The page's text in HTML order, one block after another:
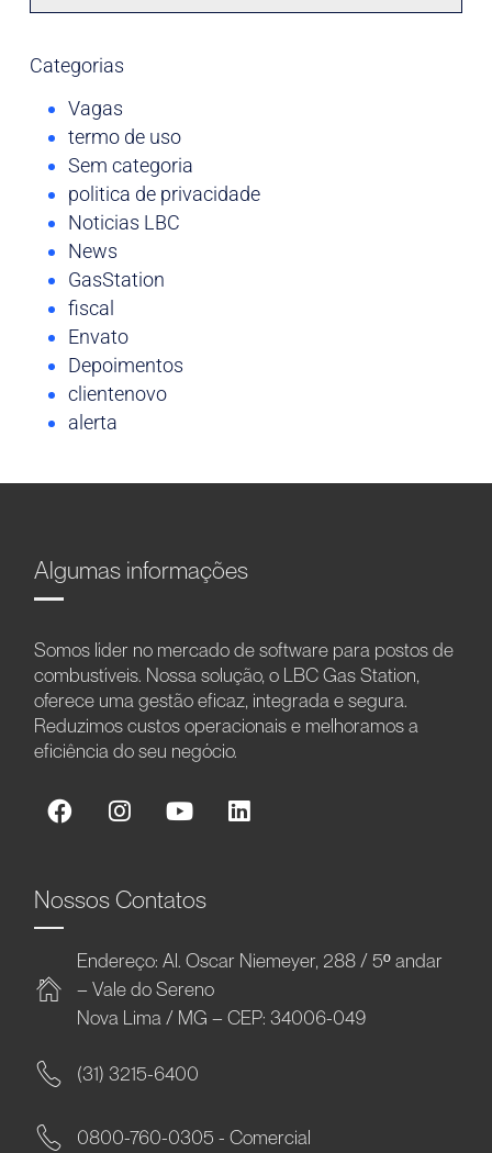
Categorias
Vagas
termo de uso
Sem categoria
politica de privacidade
Noticias LBC
News
GasStation
fiscal
Envato
Depoimentos
clientenovo
alerta
Algumas informações
Somos líder no mercado de software para postos de
combustíveis. Nossa solução, o LBC Gas Station,
oferece uma gestão eficaz, integrada e segura.
Reduzimos custos operacionais e melhoramos a
eficiência do seu negócio.
Nossos Contatos
Endereço: Al. Oscar Niemeyer, 288 / 5º andar
– Vale do Sereno
Nova Lima / MG – CEP: 34006-049
(31) 3215-6400
0800-760-0305 - Comercial